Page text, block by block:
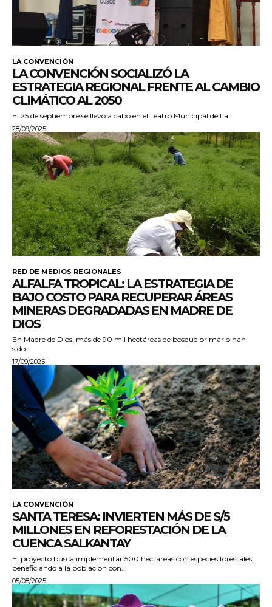
LA CONVENCIÓN
LA CONVENCIÓN SOCIALIZÓ LA
ESTRATEGIA REGIONAL FRENTE AL CAMBIO
CLIMÁTICO AL 2050
El 25 de septiembre se llevó a cabo en el Teatro Municipal de La...
28/09/2025
RED DE MEDIOS REGIONALES
ALFALFA TROPICAL: LA ESTRATEGIA DE
BAJO COSTO PARA RECUPERAR ÁREAS
MINERAS DEGRADADAS EN MADRE DE
DIOS
En Madre de Dios, más de 90 mil hectáreas de bosque primario han
sido...
17/09/2025
LA CONVENCIÓN
SANTA TERESA: INVIERTEN MÁS DE S/5
MILLONES EN REFORESTACIÓN DE LA
CUENCA SALKANTAY
El proyecto busca implementar 500 hectáreas con especies forestales,
beneficiando a la población con...
05/08/2025